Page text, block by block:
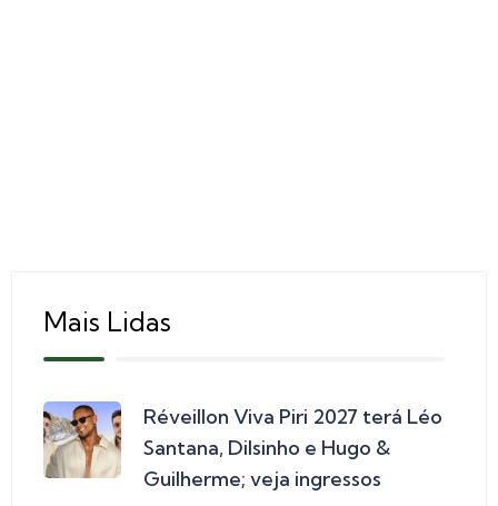
Mais Lidas
Réveillon Viva Piri 2027 terá Léo
Santana, Dilsinho e Hugo &
Guilherme; veja ingressos